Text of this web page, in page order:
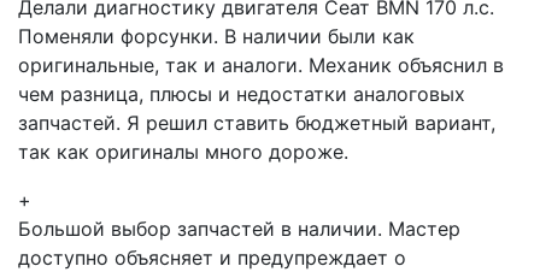
Делали диагностику двигателя Сеат BMN 170 л.с.
Поменяли форсунки. В наличии были как
оригинальные, так и аналоги. Механик объяснил в
чем разница, плюсы и недостатки аналоговых
запчастей. Я решил ставить бюджетный вариант,
так как оригиналы много дороже.
+
Большой выбор запчастей в наличии. Мастер
доступно объясняет и предупреждает о